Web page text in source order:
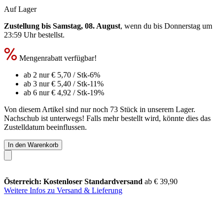
Auf Lager
Zustellung bis Samstag, 08. August, wenn du bis Donnerstag um
23:59 Uhrbestellst.
Mengenrabatt verfügbar!
ab 2 nur€ 5,70 / Stk-6%
ab 3 nur€ 5,40 / Stk-11%
ab 6 nur€ 4,92 / Stk-19%
Von diesem Artikel sind nur noch 73 Stück in unserem Lager.
Nachschub ist unterwegs! Falls mehr bestellt wird, könnte dies das
Zustelldatum beeinflussen.
In den Warenkorb
Österreich: Kostenloser Standardversand ab € 39,90
Weitere Infos zu Versand & Lieferung